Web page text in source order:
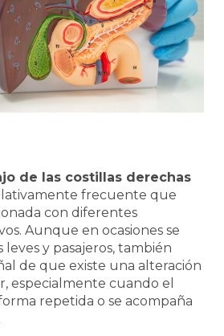
de las costillas derechas
frecuente que
con diferentes
Aunque en ocasiones se
y pasajeros, también
de que existe una alteración
especialmente cuando el
repetida o se acompaña